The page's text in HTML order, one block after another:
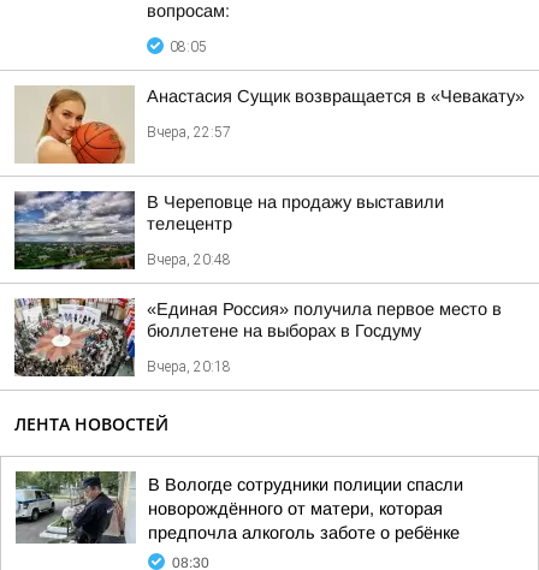
вопросам:
08:05
Анастасия Сущик возвращается в «Чевакату»
Вчера, 22:57
В Череповце на продажу выставили
телецентр
Вчера, 20:48
«Единая Россия» получила первое место в
бюллетене на выборах в Госдуму
Вчера, 20:18
ЛЕНТА НОВОСТЕЙ
В Вологде сотрудники полиции спасли
новорождённого от матери, которая
предпочла алкоголь заботе о ребёнке
08:30